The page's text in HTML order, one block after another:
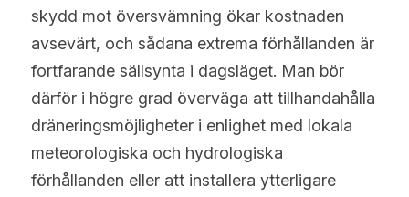
skydd mot översvämning ökar kostnaden
avsevärt, och sådana extrema förhållanden är
fortfarande sällsynta i dagsläget. Man bör
därför i högre grad överväga att tillhandahålla
dräneringsmöjligheter i enlighet med lokala
meteorologiska och hydrologiska
förhållanden eller att installera ytterligare